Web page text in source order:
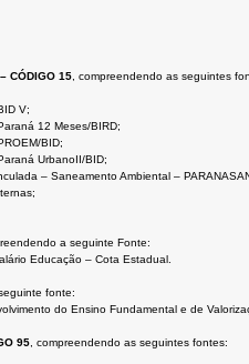
– CÓDIGO 15 , compreendendo as seguintes
V;
12 Meses/BIRD;
BID;
UrbanoII/BID;
– Saneamento Ambiental –
a seguinte Fonte:
Educação – Cota Estadual.
fonte:
do Ensino Fundamental e de
95 , compreendendo as seguintes fontes: